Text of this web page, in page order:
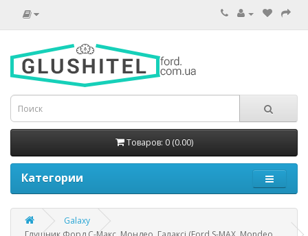
Товаров: 0 (0.00)
Категории
Galaxy